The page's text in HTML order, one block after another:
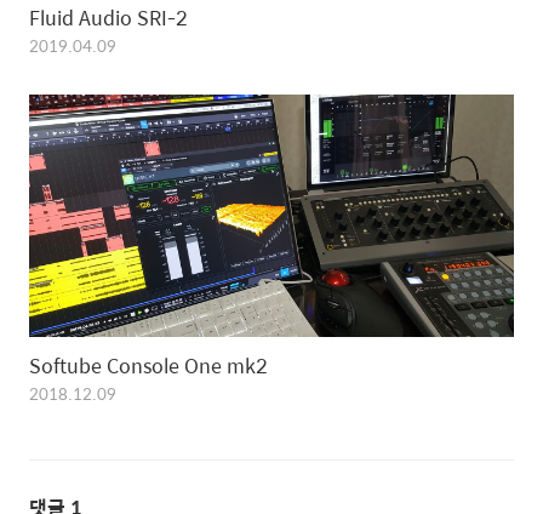
Fluid Audio SRI-2
2019.04.09
Softube Console One mk2
2018.12.09
댓글 1